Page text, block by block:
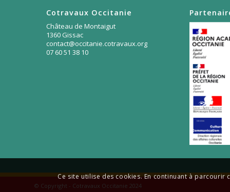
Cotravaux Occitanie
Château de Montaigut
1360 Gissac
contact@occitanie.cotravaux.org
07 60 51 38 10
© Copyright - Cotravaux Occitanie 2024
Ce site utilise des cookies. En continuant à parcourir